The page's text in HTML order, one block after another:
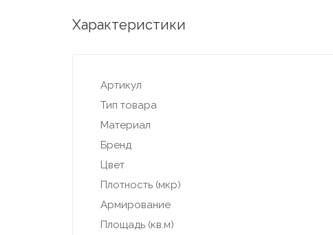
Характеристики
Артикул
Тип товара
Материал
Бренд
Цвет
Плотность (мкр)
Армирование
Площадь (кв.м)